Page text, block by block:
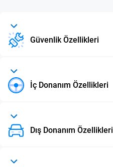
Güvenlik Özellikleri
İç Donanım Özellikleri
Dış Donanım Özellikleri